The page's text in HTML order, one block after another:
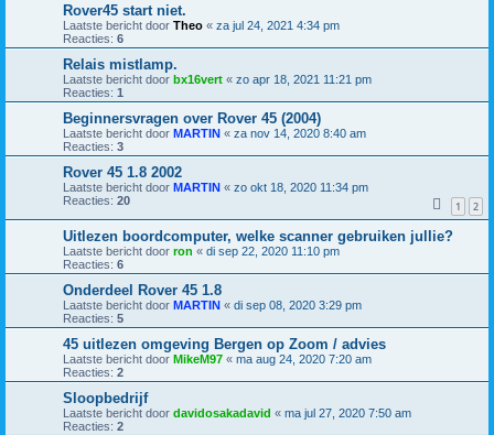
Rover45 start niet.
Laatste bericht door Theo « za jul 24, 2021 4:34 pm
Reacties: 6
Relais mistlamp.
Laatste bericht door bx16vert « zo apr 18, 2021 11:21 pm
Reacties: 1
Beginnersvragen over Rover 45 (2004)
Laatste bericht door MARTIN « za nov 14, 2020 8:40 am
Reacties: 3
Rover 45 1.8 2002
Laatste bericht door MARTIN « zo okt 18, 2020 11:34 pm
Reacties: 20 1 2
Uitlezen boordcomputer, welke scanner gebruiken jullie?
Laatste bericht door ron « di sep 22, 2020 11:10 pm
Reacties: 6
Onderdeel Rover 45 1.8
Laatste bericht door MARTIN « di sep 08, 2020 3:29 pm
Reacties: 5
45 uitlezen omgeving Bergen op Zoom / advies
Laatste bericht door MikeM97 « ma aug 24, 2020 7:20 am
Reacties: 2
Sloopbedrijf
Laatste bericht door davidosakadavid « ma jul 27, 2020 7:50 am
Reacties: 2